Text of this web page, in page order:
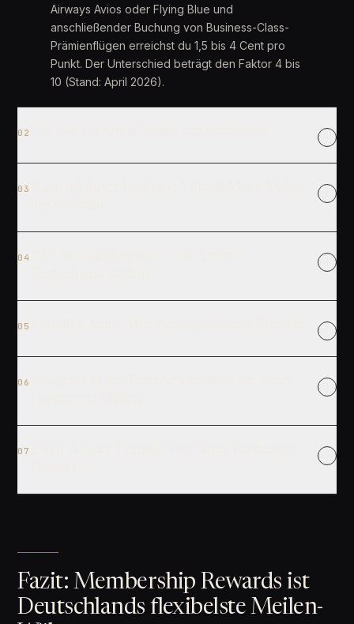
Airways Avios oder Flying Blue und
anschließender Buchung von Business-Class-
Prämienflügen erreichst du 1,5 bis 4 Cent pro
Punkt. Der Unterschied beträgt den Faktor 4 bis
10 (Stand: April 2026).
02
03
04
05
06
07
Fazit: Membership Rewards ist
Deutschlands flexibelste Meilen-